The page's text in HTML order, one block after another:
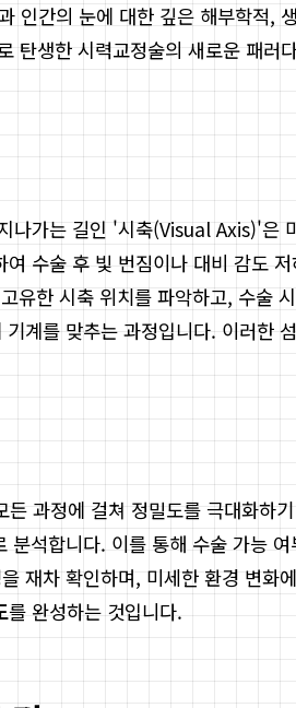
인간의 눈에 대한 깊은 해부학적,
탄생한 시력교정술의 새로운 패러
가는 길인 '시축(Visual Axis)'은
수술 후 빛 번짐이나 대비 감도
한 시축 위치를 파악하고, 수술
계를 맞추는 과정입니다. 이러한
과정에 걸쳐 정밀도를 극대화하
석합니다. 이를 통해 수술 가능
재차 확인하며, 미세한 환경 변화
를 완성하는 것입니다.